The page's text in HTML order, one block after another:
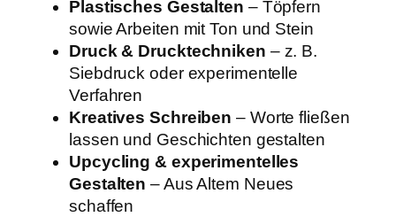
Plastisches Gestalten – Töpfern
sowie Arbeiten mit Ton und Stein
Druck & Drucktechniken – z. B.
Siebdruck oder experimentelle
Verfahren
Kreatives Schreiben – Worte fließen
lassen und Geschichten gestalten
Upcycling & experimentelles
Gestalten – Aus Altem Neues
schaffen